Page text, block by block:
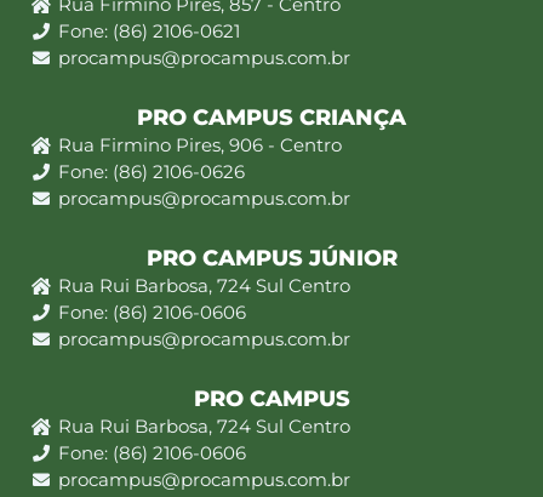
Fone: (86) 2106-0621
procampus@procampus.com.br
PRO CAMPUS CRIANÇA
Rua Firmino Pires, 906 - Centro
Fone: (86) 2106-0626
procampus@procampus.com.br
PRO CAMPUS JÚNIOR
Rua Rui Barbosa, 724 Sul Centro
Fone: (86) 2106-0606
procampus@procampus.com.br
PRO CAMPUS
Rua Rui Barbosa, 724 Sul Centro
Fone: (86) 2106-0606
procampus@procampus.com.br